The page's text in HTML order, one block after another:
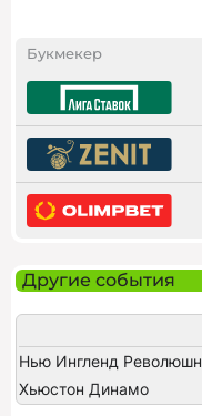
Букмекер
Другие события
Нью Ингленд Революшн
Хьюстон Динамо